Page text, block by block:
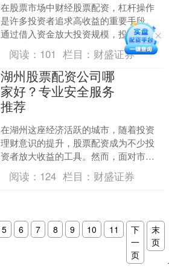
在股票市场中财经股票配资，杠杆操作
是许多投资者追求高收益的重要手段。
通过借入资金放大投资规模，投资者可
以在市场波动中获得更高回报。然而，
杠杆也是一把双刃剑，风险....
阅读： 101 栏目： 财盛证券
湖州股票配资公司哪
家好？专业安全服务
推荐
在湖州这座经济活跃的城市，随着投资
理财意识的提升，股票配资成为不少投
资者放大收益的工具。然而，面对市场
上众多的配资公司，许多投资者都会困
惑：**湖州股票配资公司....
阅读： 124 栏目： 财盛证券
5 6 7 8 9 10 11
下
一
页
末
页